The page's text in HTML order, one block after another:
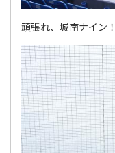
頑張れ、城南ナイン！